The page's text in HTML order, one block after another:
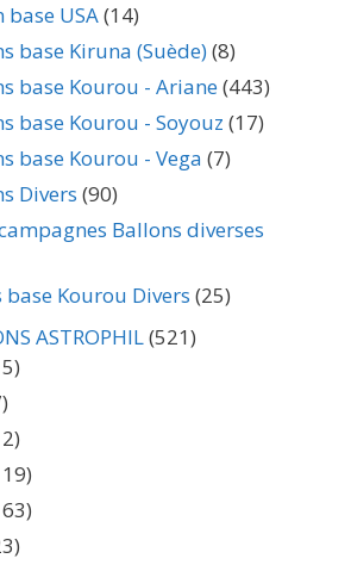
USA(14)
base Kiruna (Suède)(8)
base Kourou - Ariane(443)
base Kourou - Soyouz (17)
base Kourou - Vega (7)
Divers (90)
Ballons diverses
Kourou Divers (25)
ASTROPHIL(521)